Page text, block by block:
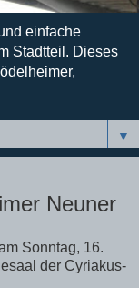
einfache
Stadtteil. Dieses
▼
Neuner
Sonntag, 16.
der Cyriakus-